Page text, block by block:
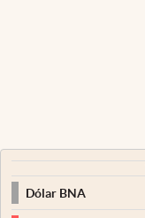
Dólar BNA